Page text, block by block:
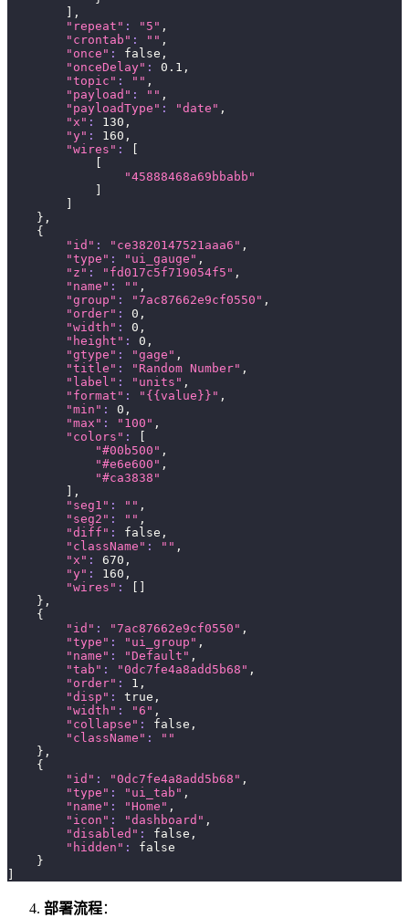
,
"repeat" : "5" ,
"crontab" : "" ,
"once" :
false,
"onceDelay" : 0.1 ,
"topic" : "" ,
"payload" : "" ,
"payloadType" : "date" ,
"x" : 130 ,
"y" : 160 ,
"wires" :
"45888468a69bbabb"
} ,
{
"id" : "ce3820147521aaa6" ,
"type" : "ui_gauge" ,
"z" : "fd017c5f719054f5" ,
"name" : "" ,
"group" : "7ac87662e9cf0550" ,
"order" : 0 ,
"width" : 0 ,
"height" : 0 ,
"gtype" : "gage" ,
"title" : "Random Number" ,
"label" : "units" ,
"format" : "{{value}}" ,
"min" : 0 ,
"max" : "100" ,
"colors" :
"#00b500" ,
"#e6e600" ,
"#ca3838"
,
"seg1" : "" ,
"seg2" : "" ,
"diff" :
false,
"className" : "" ,
"x" : 670 ,
"y" : 160 ,
"wires" :
} ,
{
"id" : "7ac87662e9cf0550" ,
"type" : "ui_group" ,
"name" : "Default" ,
"tab" : "0dc7fe4a8add5b68" ,
"order" : 1 ,
"disp" :
true,
"width" : "6" ,
"collapse" :
false,
"className" :
""
} ,
{
"id" : "0dc7fe4a8add5b68" ,
"type" : "ui_tab" ,
"name" : "Home" ,
"icon" : "dashboard" ,
"disabled" :
false,
"hidden" :
false
}
部署流程：